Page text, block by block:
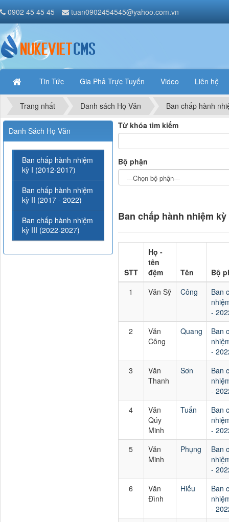
0902 45 45 45 tuan0902454545@yahoo.com.vn
Tin Tức Gia Phả Trực Tuyến Video Liên hệ
Trang nhất Danh sách Họ Văn
Ban chấp hành
Từ khóa tìm kiếm
Bộ phận
Ban chấp hành nhiệm kỳ
STT
Họ -
tên
đệm
Tên
Bộ
1
Văn Sỹ Công
Ban
-
2
Văn
Công
Quang
Ban
-
3
Văn
Thanh
Sơn
Ban
-
4
Văn
Qúy
Minh
Tuấn
Ban
-
5
Văn
Minh
Phụng
Ban
-
6
Văn
Đình
Hiếu
Ban
-
Danh Sách Họ Văn
Ban chấp hành nhiệm
kỳ I (2012-2017)
Ban chấp hành nhiệm
kỳ II (2017 - 2022)
Ban chấp hành nhiệm
kỳ III (2022-2027)